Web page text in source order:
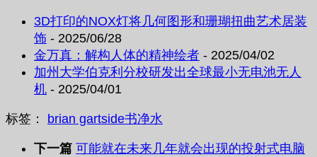
3D打印的NOX灯将几何图形和珊瑚扭曲艺术居装
饰 - 2025/06/28
金万真：解构人体的精神绘者 - 2025/04/02
加州大学伯克利分校研发出全球最小无电池无人
机 - 2025/04/01
标签： brian gartside书净水
下一篇 可能就在未来几年就会出现的投射式电脑